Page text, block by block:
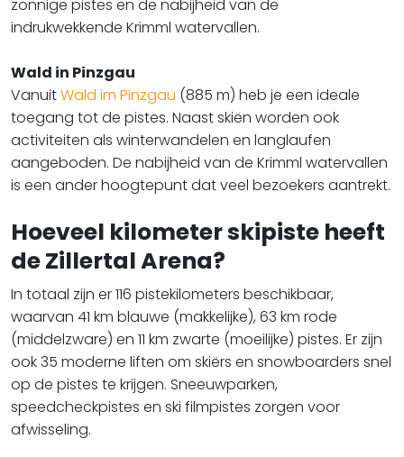
zonnige pistes en de nabijheid van de
indrukwekkende Krimml watervallen.
Wald in Pinzgau
VanuitWald im Pinzgau (885 m) heb je een ideale
toegang tot de pistes. Naast skiën worden ook
activiteiten als winterwandelen en langlaufen
aangeboden. De nabijheid van de Krimml watervallen
is een ander hoogtepunt dat veel bezoekers aantrekt.
Hoeveel kilometer skipiste heeft
de Zillertal Arena?
In totaal zijn er 116 pistekilometers beschikbaar,
waarvan 41 km blauwe (makkelijke), 63 km rode
(middelzware) en 11 km zwarte (moeilijke) pistes. Er zijn
ook 35 moderne liften om skiërs en snowboarders snel
op de pistes te krijgen. Sneeuwparken,
speedcheckpistes en ski filmpistes zorgen voor
afwisseling.